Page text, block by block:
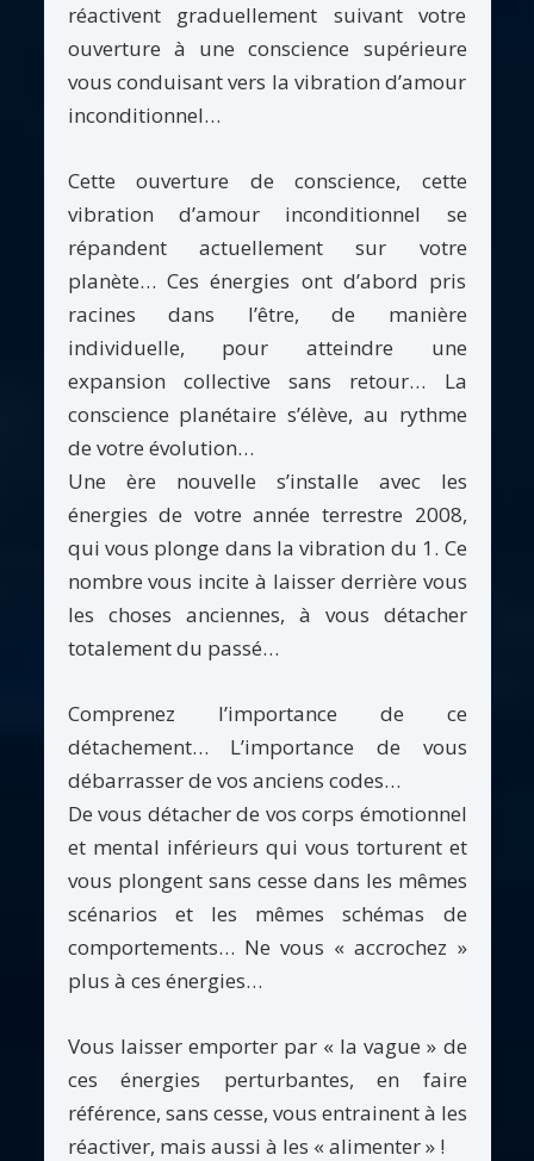
réactivent graduellement suivant votre
ouverture à une conscience supérieure
vous conduisant vers la vibration d’amour
inconditionnel…
Cette ouverture de conscience, cette
vibration d’amour inconditionnel se
répandent actuellement sur votre
planète… Ces énergies ont d’abord pris
racines dans l’être, de manière
individuelle, pour atteindre une
expansion collective sans retour… La
conscience planétaire s’élève, au rythme
de votre évolution…
Une ère nouvelle s’installe avec les
énergies de votre année terrestre 2008,
qui vous plonge dans la vibration du 1. Ce
nombre vous incite à laisser derrière vous
les choses anciennes, à vous détacher
totalement du passé…
Comprenez l’importance de ce
détachement… L’importance de vous
débarrasser de vos anciens codes…
De vous détacher de vos corps émotionnel
et mental inférieurs qui vous torturent et
vous plongent sans cesse dans les mêmes
scénarios et les mêmes schémas de
comportements… Ne vous « accrochez »
plus à ces énergies…
Vous laisser emporter par « la vague » de
ces énergies perturbantes, en faire
référence, sans cesse, vous entrainent à les
réactiver, mais aussi à les « alimenter » !